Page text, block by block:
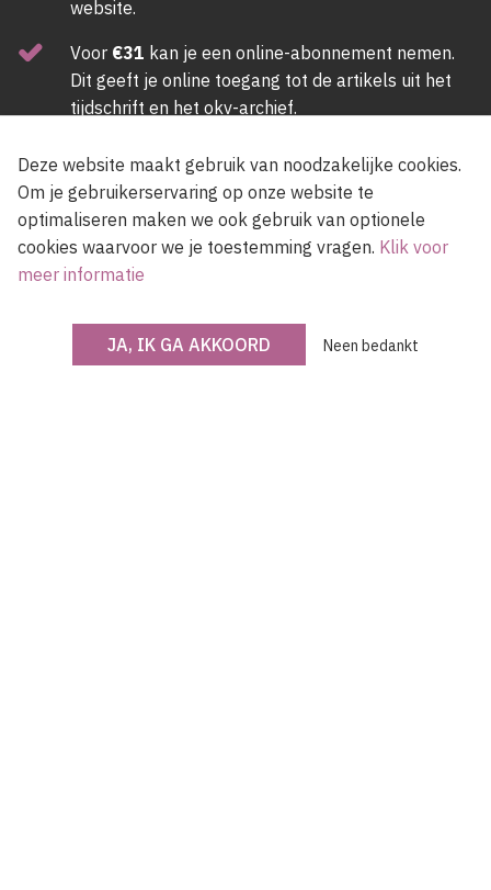
website.
Voor €31 kan je een online-abonnement nemen.
Dit geeft je online toegang tot de artikels uit het
tijdschrift en het okv-archief.
ABONNEER NU
Newsletter
Voer een e-mailadres in, lees en accepteer de gebruiksvoorwaarden van de
Deze website maakt gebruik van noodzakelijke cookies.
Om je gebruikerservaring op onze website te
optimaliseren maken we ook gebruik van optionele
cookies waarvoor we je toestemming vragen. Klik voor
meer informatie
JA, IK GA AKKOORD Neen bedankt